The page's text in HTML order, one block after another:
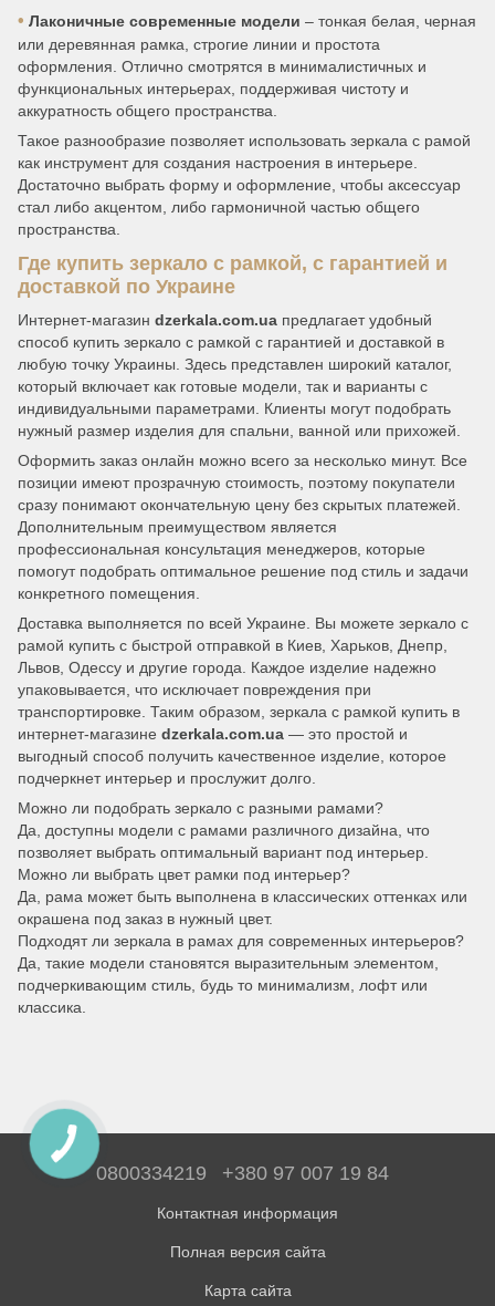
• Лаконичные современные модели – тонкая белая, черная
или деревянная рамка, строгие линии и простота
оформления. Отлично смотрятся в минималистичных и
функциональных интерьерах, поддерживая чистоту и
аккуратность общего пространства.
Такое разнообразие позволяет использовать зеркала с рамой
как инструмент для создания настроения в интерьере.
Достаточно выбрать форму и оформление, чтобы аксессуар
стал либо акцентом, либо гармоничной частью общего
пространства.
Где купить зеркало с рамкой, с гарантией и
доставкой по Украине
Интернет-магазин dzerkala.com.ua предлагает удобный
способ купить зеркало с рамкой с гарантией и доставкой в
любую точку Украины. Здесь представлен широкий каталог,
который включает как готовые модели, так и варианты с
индивидуальными параметрами. Клиенты могут подобрать
нужный размер изделия для спальни, ванной или прихожей.
Оформить заказ онлайн можно всего за несколько минут. Все
позиции имеют прозрачную стоимость, поэтому покупатели
сразу понимают окончательную цену без скрытых платежей.
Дополнительным преимуществом является
профессиональная консультация менеджеров, которые
помогут подобрать оптимальное решение под стиль и задачи
конкретного помещения.
Доставка выполняется по всей Украине. Вы можете зеркало с
рамой купить с быстрой отправкой в Киев, Харьков, Днепр,
Львов, Одессу и другие города. Каждое изделие надежно
упаковывается, что исключает повреждения при
транспортировке. Таким образом, зеркала с рамкой купить в
интернет-магазине dzerkala.com.ua — это простой и
выгодный способ получить качественное изделие, которое
подчеркнет интерьер и прослужит долго.
Можно ли подобрать зеркало с разными рамами?
Да, доступны модели с рамами различного дизайна, что
позволяет выбрать оптимальный вариант под интерьер.
Можно ли выбрать цвет рамки под интерьер?
Да, рама может быть выполнена в классических оттенках или
окрашена под заказ в нужный цвет.
Подходят ли зеркала в рамах для современных интерьеров?
Да, такие модели становятся выразительным элементом,
подчеркивающим стиль, будь то минимализм, лофт или
классика.
0800334219 +380 97 007 19 84
Контактная информация
Полная версия сайта
Карта сайта